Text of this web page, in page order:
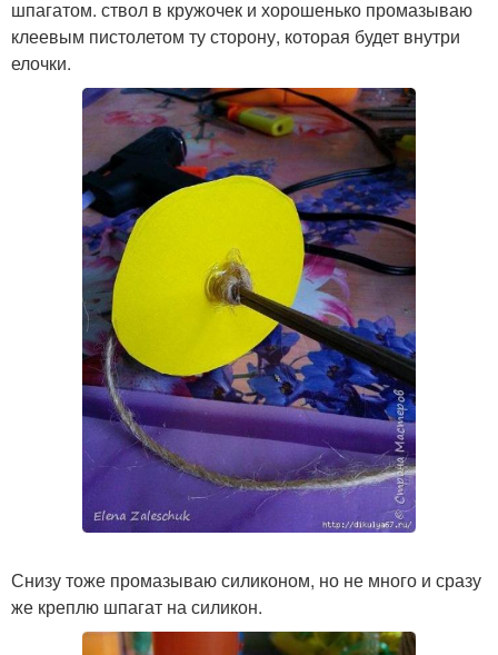
шпагатом. ствол в кружочек и хорошенько промазываю
клеевым пистолетом ту сторону, которая будет внутри
елочки.
Снизу тоже промазываю силиконом, но не много и сразу
же креплю шпагат на силикон.